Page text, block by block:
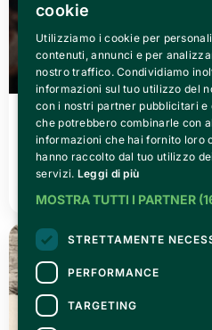
WEDNESDAY 29 JULY 2026
Mangé e Zombé –
Edition – August 10, 2026
cookie
Utilizziamo i cookie per
contenuti, annunci e per
nostro traffico. Condividiamo
informazioni sul tuo utilizzo del
con i nostri partner pubblicitari e
che potrebbero combinarle con
informazioni che hai fornito loro
hanno raccolto dal tuo utilizzo
servizi. Leggi di più
MOSTRA TUTTI I PARTNER
STRETTAMENTE
PERFORMANCE
TARGETING